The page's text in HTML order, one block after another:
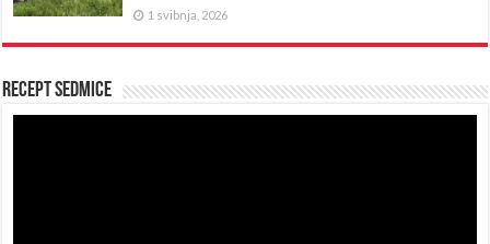
1 svibnja, 2026
Recept sedmice